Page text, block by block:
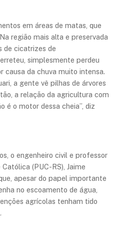
em áreas de matas, que
região mais alta e preservada
de cicatrizes de
simplesmente perdeu
causa da chuva muito intensa.
a gente vê pilhas de árvores
a relação da agricultura com
é o motor dessa cheia”, diz
o engenheiro civil e professor
(PUC-RS), Jaime
apesar do papel importante
no escoamento de água,
agrícolas tenham tido